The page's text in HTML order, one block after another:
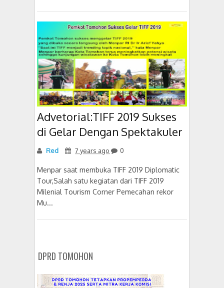
Advetorial:TIFF 2019 Sukses
di Gelar Dengan Spektakuler
Red 7 years ago 0
Menpar saat membuka TIFF 2019 Diplomatic
Tour,Salah satu kegiatan dari TIFF 2019
Milenial Tourism Corner Pemecahan rekor
Mu...
DPRD TOMOHON